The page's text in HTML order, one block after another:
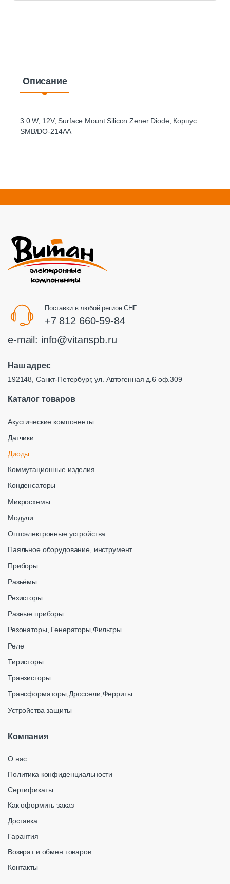
Описание
3.0 W, 12V, Surface Mount Silicon Zener Diode, Корпус
SMB/DO-214AA
Поставки в любой регион СНГ
+7 812 660-59-84
e-mail: info@vitanspb.ru
Наш адрес
192148, Санкт-Петербург, ул. Автогенная д.6 оф.309
Каталог товаров
Акустические компоненты
Датчики
Диоды
Коммутационные изделия
Конденсаторы
Микросхемы
Модули
Оптоэлектронные устройства
Паяльное оборудование, инструмент
Приборы
Разьёмы
Резисторы
Разные приборы
Резонаторы, Генераторы,Фильтры
Реле
Тиристоры
Транзисторы
Трансформаторы,Дроссели,Ферриты
Устройства защиты
Компания
О нас
Политика конфиденциальности
Сертификаты
Как оформить заказ
Доставка
Гарантия
Возврат и обмен товаров
Контакты